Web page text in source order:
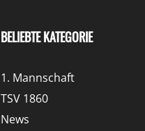
BELIEBTE KATEGORIE
1. Mannschaft
TSV 1860
News